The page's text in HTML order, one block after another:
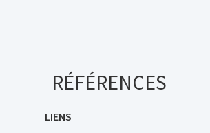
RÉFÉRENCES
LIENS